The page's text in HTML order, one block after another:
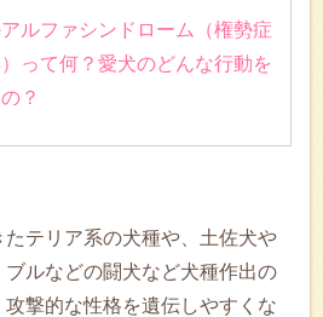
ルファシンドローム（権勢症
って何？愛犬のどんな行動を
？
テリア系の犬種や、土佐犬や
ルなどの闘犬など犬種作出の
撃的な性格を遺伝しやすくな